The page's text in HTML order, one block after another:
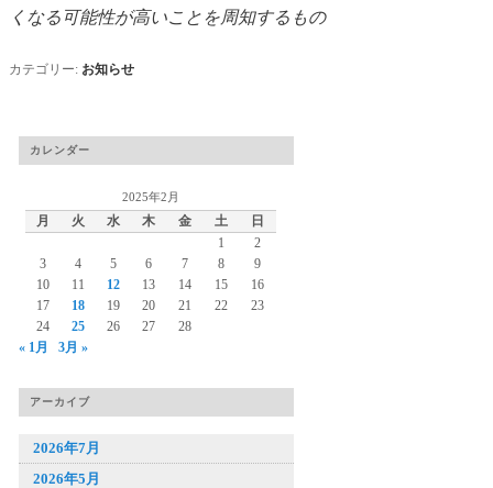
くなる可能性が高いことを周知するもの
カテゴリー: お知らせ
カレンダー
2025年2月
月 火 水 木 金 土
日
1
2
3
4 5 6 7 8
9
10
11 12 13 14 15
16
17
18 19 20 21 22
23
24
25 26 27
28
« 1月
3月 »
アーカイブ
2026年7月
2026年5月